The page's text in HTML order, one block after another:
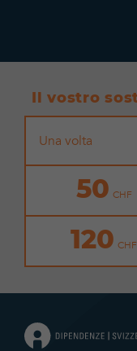
Il vostro
Una volta
50
120